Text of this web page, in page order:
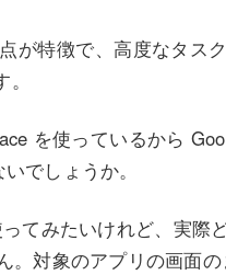
特徴で、高度なタス
を使っているから
でしょうか。
てみたいけれど、実際
。対象のアプリの画面